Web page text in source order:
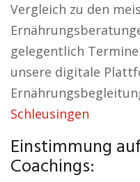
Vergleich zu den
gelegentlich
unsere digitale
Schleusingen
Einstimmung
Coachings: